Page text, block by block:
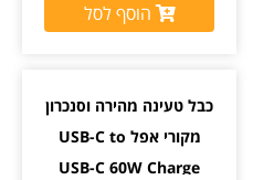
הוסף לסל
כבל טעינה מהירה וסנכרון
מקורי אפל USB-C to
USB-C 60W Charge